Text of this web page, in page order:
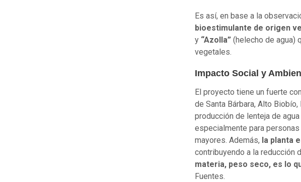
Es así, en base a la
bioestimulante de origen
y “Azolla” (helecho de agua)
vegetales.
Impacto Social y
El proyecto tiene un fuerte
de Santa Bárbara, Alto
producción de lenteja de
especialmente para
mayores. Además, la planta
contribuyendo a la reducción
materia, peso seco, es lo
Fuentes.